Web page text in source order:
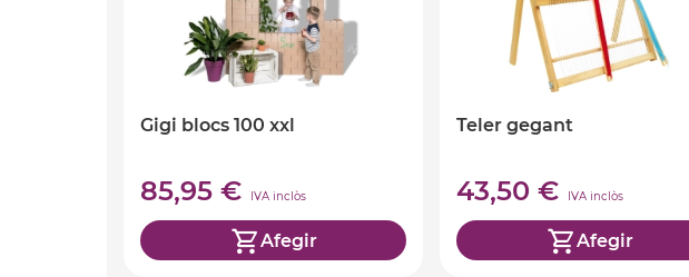
Gigi blocs 100 xxl
85,95 € IVA inclòs
Afegir
Teler gegant
43,50 € IVA inclòs
Afegir